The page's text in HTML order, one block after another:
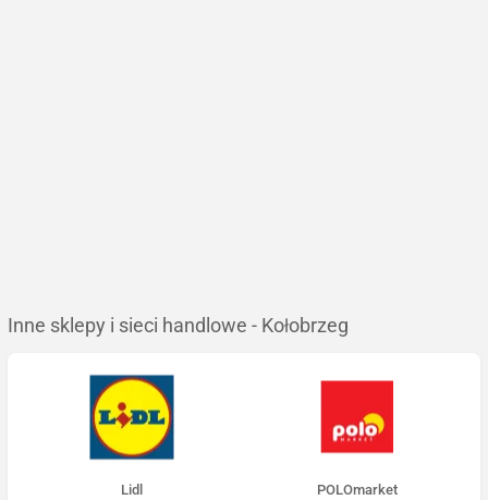
Inne sklepy i sieci handlowe - Kołobrzeg
Lidl POLOmarket